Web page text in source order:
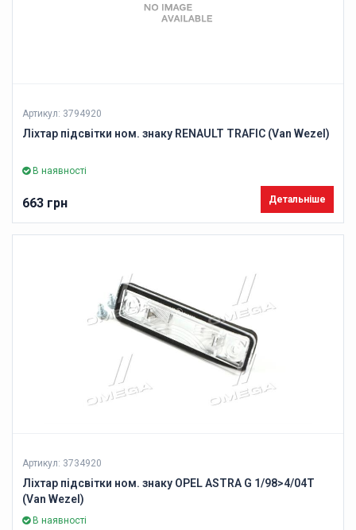
Артикул: 3794920
Ліхтар підсвітки ном. знаку RENAULT TRAFIC (Van Wezel)
В наявності
663 грн Детальніше
Артикул: 3734920
Ліхтар підсвітки ном. знаку OPEL ASTRA G 1/98>4/04T
(Van Wezel)
В наявності